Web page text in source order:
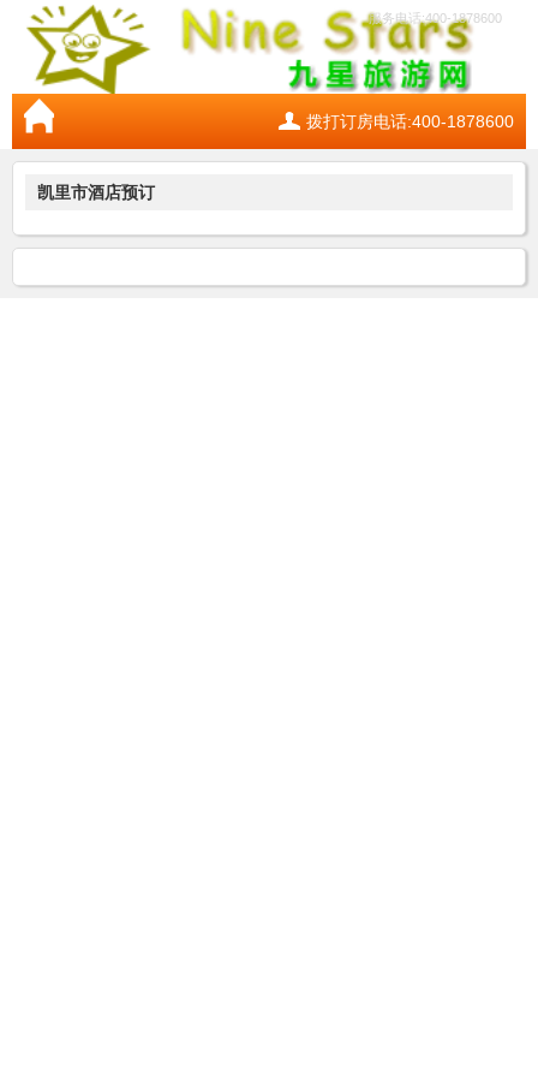
服务电话:400-1878600
拨打订房电话:400-1878600
凯里市酒店预订